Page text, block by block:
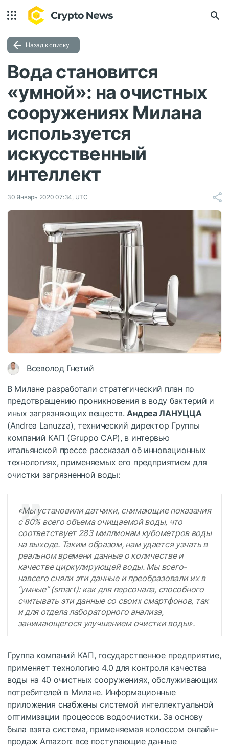
Назад к списку
Вода становится
«умной»: на очистных
сооружениях Милана
используется
искусственный
интеллект
30 Январь 2020 07:34, UTC
Всеволод Гнетий
В Милане разработали стратегический план по
предотвращению проникновения в воду бактерий и
иных загрязняющих веществ. Андреа ЛАНУЦЦА
(Andrea Lanuzza), технический директор Группы
компаний КАП (Gruppo CAP), в интервью
итальянской прессе рассказал об инновационных
технологиях, применяемых его предприятием для
очистки загрязненной воды:
«Мы установили датчики, снимающие показания
с 80% всего объема очищаемой воды, что
соответствует 283 миллионам кубометров воды
на выходе. Таким образом, нам удается узнать в
реальном времени данные о количестве и
качестве циркулирующей воды. Мы всего-
навсего сняли эти данные и преобразовали их в
“умные” (smart): как для персонала, способного
считывать эти данные со своих смартфонов, так
и для отдела лабораторного анализа,
занимающегося улучшением очистки воды».
Группа компаний КАП, государственное предприятие,
применяет технологию 4.0 для контроля качества
воды на 40 очистных сооружениях, обслуживающих
потребителей в Милане. Информационные
приложения снабжены системой интеллектуальной
оптимизации процессов водоочистки. За основу
была взята система, применяемая колоссом онлайн-
продаж Amazon: все поступающие данные